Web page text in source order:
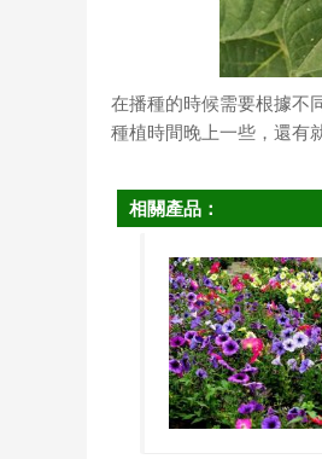
在播種的時候需要根據不
種植時間晚上一些，還有
相關產品：